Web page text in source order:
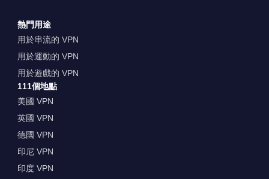
熱門用途
用於串流的 VPN
用於運動的 VPN
用於遊戲的 VPN
111個地點
美國 VPN
英國 VPN
德國 VPN
印尼 VPN
印度 VPN